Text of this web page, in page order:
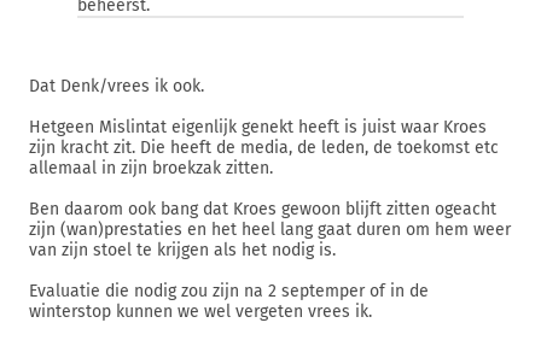
beheerst.
Dat Denk/vrees ik ook.
Hetgeen Mislintat eigenlijk genekt heeft is juist waar Kroes
zijn kracht zit. Die heeft de media, de leden, de toekomst etc
allemaal in zijn broekzak zitten.
Ben daarom ook bang dat Kroes gewoon blijft zitten ogeacht
zijn (wan)prestaties en het heel lang gaat duren om hem weer
van zijn stoel te krijgen als het nodig is.
Evaluatie die nodig zou zijn na 2 septemper of in de
winterstop kunnen we wel vergeten vrees ik.